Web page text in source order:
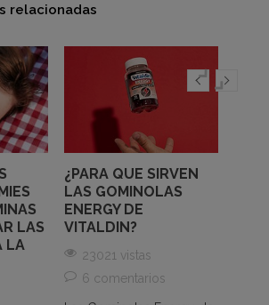
relacionadas
LAS
LA
¿PARA QUE SIRVEN
LAS GOMINOLAS
ENERGY DE
VITALDIN?
23021 vistas
6 comentarios